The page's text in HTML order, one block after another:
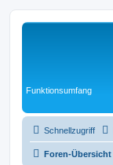
Funktionsumfang
Schnellzugriff
Foren-Übersicht